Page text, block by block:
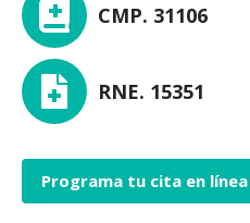
CMP. 31106
RNE. 15351
Programa tu cita en línea